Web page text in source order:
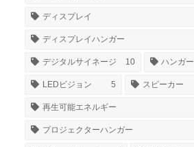
ディスプレイ
ディスプレイハンガー
デジタルサイネージ 10 ハンガー
LEDビジョン 5 スピーカー
再生可能エネルギー
プロジェクターハンガー